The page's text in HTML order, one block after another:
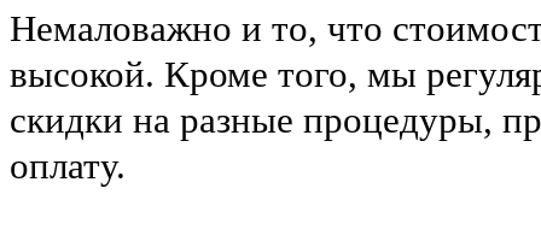
Немаловажно и то, что
высокой. Кроме того, мы
скидки на разные процедуры,
оплату.